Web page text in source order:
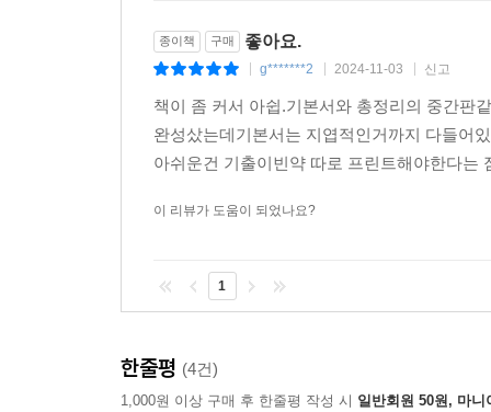
종이책 구매 좋아요.
g*******2 2024-11-03 신고
책이 좀 커서 아쉽.기본서와 총정리의 중간판
완성샀는데기본서는 지엽적인거까지 다들어
아쉬운건 기출이빈약 따로 프린트해야한다
이 리뷰가 도움이 되었나요?
1
한줄평 (4건)
1,000원 이상 구매 후 한줄평 작성 시 일반회원 50원, 마니